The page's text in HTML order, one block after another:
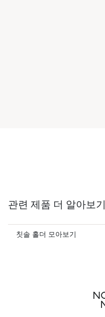
관련 제품 더 알아보기
칫솔 홀더 모아보기